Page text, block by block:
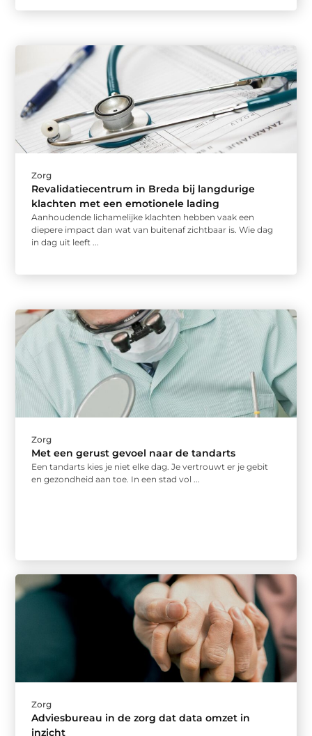
Zorg
Revalidatiecentrum in Breda bij langdurige
klachten met een emotionele lading
Aanhoudende lichamelijke klachten hebben vaak een
diepere impact dan wat van buitenaf zichtbaar is. Wie dag
in dag uit leeft ...
Zorg
Met een gerust gevoel naar de tandarts
Een tandarts kies je niet elke dag. Je vertrouwt er je gebit
en gezondheid aan toe. In een stad vol ...
Zorg
Adviesbureau in de zorg dat data omzet in
inzicht